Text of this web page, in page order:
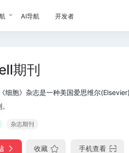
AI导航 开发者
期刊
《细胞》杂志是一种美国爱思维尔
杂志期刊
收藏 手机查看